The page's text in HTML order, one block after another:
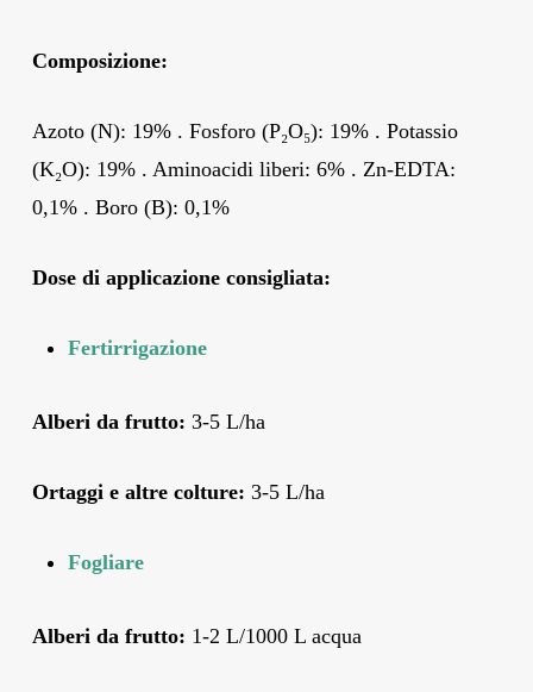
Composizione:
Azoto (N): 19% . Fosforo (P₂O₅): 19% . Potassio
(K₂O): 19% . Aminoacidi liberi: 6% . Zn-EDTA:
0,1% . Boro (B): 0,1%
Dose di applicazione consigliata:
Fertirrigazione
Alberi da frutto: 3-5 L/ha
Ortaggi e altre colture: 3-5 L/ha
Fogliare
Alberi da frutto: 1-2 L/1000 L acqua